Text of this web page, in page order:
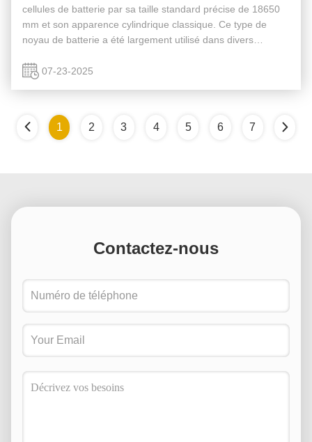
cellules de batterie par sa taille standard précise de 18650
mm et son apparence cylindrique classique. Ce type de
noyau de batterie a été largement utilisé dans divers
production ...
07-23-2025
1 2 3 4 5 6 7
Contactez-nous